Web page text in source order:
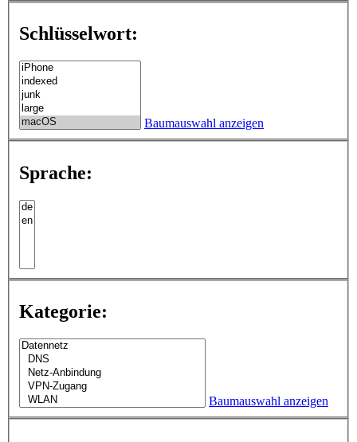
Schlüsselwort:
Baumauswahl anzeigen
Sprache:
Kategorie:
Baumauswahl anzeigen